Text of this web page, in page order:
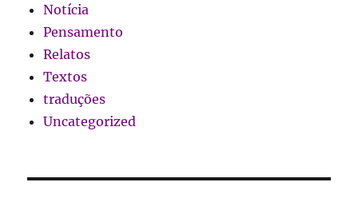
Notícia
Pensamento
Relatos
Textos
traduções
Uncategorized